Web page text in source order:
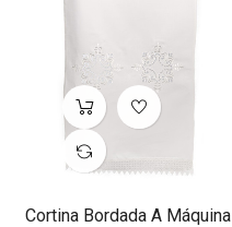
Cortina Bordada A Máquina